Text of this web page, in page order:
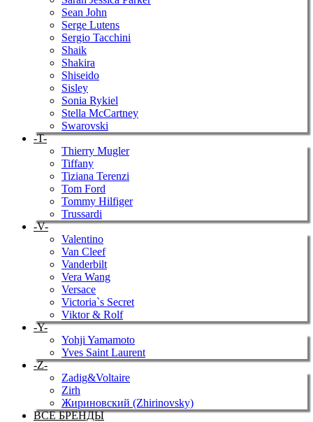
Sean John
Serge Lutens
Sergio Tacchini
Shaik
Shakira
Shiseido
Sisley
Sonia Rykiel
Stella McCartney
Swarovski
-T-
Thierry Mugler
Tiffany
Tiziana Terenzi
Tom Ford
Tommy Hilfiger
Trussardi
-V-
Valentino
Van Cleef
Vanderbilt
Vera Wang
Versace
Victoria`s Secret
Viktor & Rolf
-Y-
Yohji Yamamoto
Yves Saint Laurent
-Z-
Zadig&Voltaire
Zirh
Жириновский (Zhirinovsky)
ВСЕ БРЕНДЫ